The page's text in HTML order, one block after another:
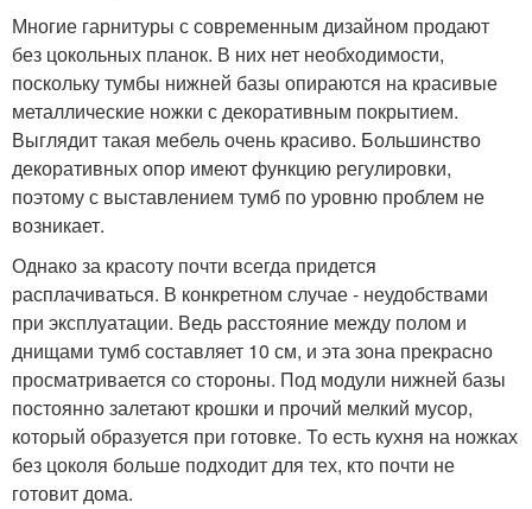
Многие гарнитуры с современным дизайном продают
без цокольных планок. В них нет необходимости,
поскольку тумбы нижней базы опираются на красивые
металлические ножки с декоративным покрытием.
Выглядит такая мебель очень красиво. Большинство
декоративных опор имеют функцию регулировки,
поэтому с выставлением тумб по уровню проблем не
возникает.
Однако за красоту почти всегда придется
расплачиваться. В конкретном случае - неудобствами
при эксплуатации. Ведь расстояние между полом и
днищами тумб составляет 10 см, и эта зона прекрасно
просматривается со стороны. Под модули нижней базы
постоянно залетают крошки и прочий мелкий мусор,
который образуется при готовке. То есть кухня на ножках
без цоколя больше подходит для тех, кто почти не
готовит дома.